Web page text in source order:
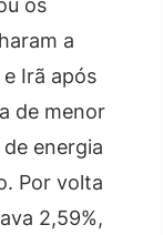
os
a
Irã após
de menor
energia
Por volta
2,59%,